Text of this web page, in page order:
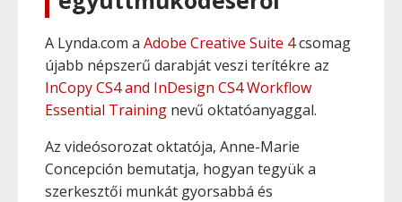
A Lynda.com a Adobe Creative Suite 4csomag
újabb népszerű darabját veszi terítékre az
InCopy CS4 and InDesign CS4 Workflow
Essential Training nevű oktatóanyaggal.
Az videósorozat oktatója, Anne-Marie
Concepción bemutatja, hogyan tegyük a
szerkesztői munkát gyorsabbá és